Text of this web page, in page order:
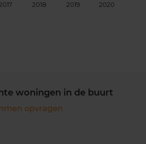
2018 2019 2020
woningen in de buurt
opvragen